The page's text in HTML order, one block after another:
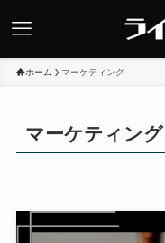
ホーム マーケティング
マーケティング